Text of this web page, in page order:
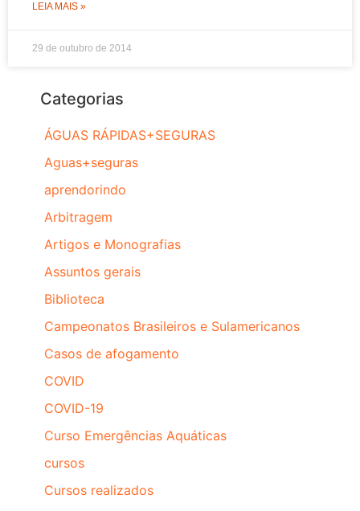
LEIA MAIS »
29 de outubro de 2014
Categorias
ÁGUAS RÁPIDAS+SEGURAS
Aguas+seguras
aprendorindo
Arbitragem
Artigos e Monografias
Assuntos gerais
Biblioteca
Campeonatos Brasileiros e Sulamericanos
Casos de afogamento
COVID
COVID-19
Curso Emergências Aquáticas
cursos
Cursos realizados